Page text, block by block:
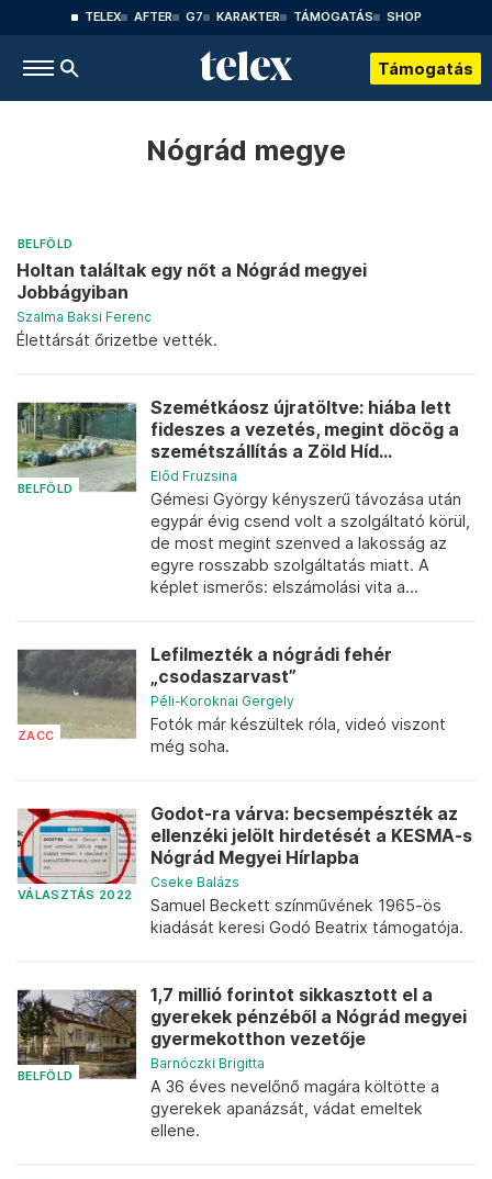
TELEX AFTER G7 KARAKTER TÁMOGATÁS SHOP
Támogatás
Nógrád megye
BELFÖLD
Holtan találtak egy nőt a Nógrád megyei
Jobbágyiban
Szalma Baksi Ferenc
Élettársát őrizetbe vették.
BELFÖLD
Szemétkáosz újratöltve: hiába lett
fideszes a vezetés, megint döcög a
szemétszállítás a Zöld Híd...
Előd Fruzsina
Gémesi György kényszerű távozása után
egypár évig csend volt a szolgáltató körül,
de most megint szenved a lakosság az
egyre rosszabb szolgáltatás miatt. A
képlet ismerős: elszámolási vita a...
ZACC
Lefilmezték a nógrádi fehér
„csodaszarvast”
Péli-Koroknai Gergely
Fotók már készültek róla, videó viszont
még soha.
VÁLASZTÁS 2022
Godot-ra várva: becsempészték az
ellenzéki jelölt hirdetését a KESMA-s
Nógrád Megyei Hírlapba
Cseke Balázs
Samuel Beckett színművének 1965-ös
kiadását keresi Godó Beatrix támogatója.
BELFÖLD
1,7 millió forintot sikkasztott el a
gyerekek pénzéből a Nógrád megyei
gyermekotthon vezetője
Barnóczki Brigitta
A 36 éves nevelőnő magára költötte a
gyerekek apanázsát, vádat emeltek
ellene.